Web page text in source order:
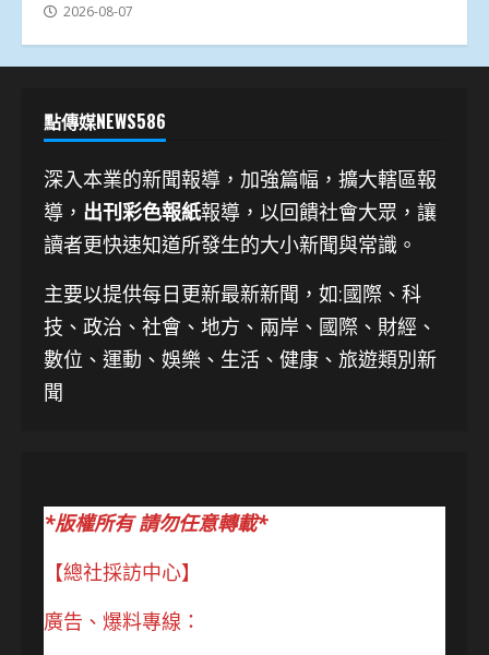
2026-08-07
點傳媒NEWS586
深入本業的新聞報導，加強篇幅，擴大轄區報
導， 出刊彩色報紙報導，以回饋社會大眾，讓
讀者更快速知道所發生的大小新聞與常識。
主要以提供每日更新最新新聞 ，如:國際、科
技、 政治、社會、地方、兩岸、國際、財經、
數位、運動、娛樂、生活、健康、旅遊類別新
聞
*版權所有 請勿任意轉載*
【總社採訪中心】
廣告、爆料專線：